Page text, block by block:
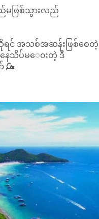
တော့​ေ၀းနေပေမဲ့သွား
။Koh Kood ကျွန်းတွင်
Bay,Huang Nam
ျားကြောင့် လာရောက်
ချင်မဲ့ ကျွန်းဖြစ်ပါတယ်။
ားယူအပန်းဖြေနိုင်ရန်
များလည်းရှိပါတယ်။ရေ
လှပတဲ့ သန္တာကျောက်
လည်းလုပ်လို့ရပါသေး
ဖြစ်သွားလည်
ရင် အသစ်အဆန်းဖြစ်စေတဲ့
ေသိပ်မ​ေ၀းတဲ့ ဒီ
💁
Larn ကျွန်းသည်
Island လို့လူသိများကြပါ
ည် စိမ်းလန်းတ​ဲ့သစ်ပင်
နေသောသဲဖြူဖြူများရဲ့
Koh Larn ကျွန်းရောက်ရ
Beach စတဲ့တခြားလည်ပတ်
။Sup Board စီးခြင်း၊
းစတဲ့ Activities များ
ါတယ်။